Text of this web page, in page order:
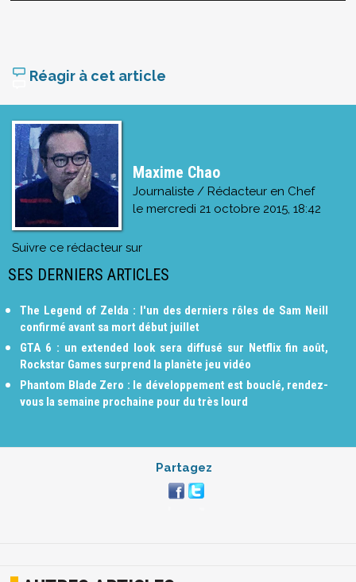
Réagir à cet article
Maxime Chao
Journaliste / Rédacteur en Chef
le mercredi 21 octobre 2015, 18:42
Suivre ce rédacteur sur
SES DERNIERS ARTICLES
The Legend of Zelda : l'un des derniers rôles de Sam Neill
confirmé avant sa mort début juillet
GTA 6 : un extended look sera diffusé sur Netflix fin août,
Rockstar Games surprend la planète jeu vidéo
Phantom Blade Zero : le développement est bouclé, rendez-
vous la semaine prochaine pour du très lourd
Partagez